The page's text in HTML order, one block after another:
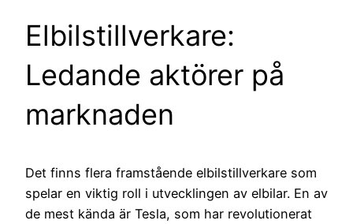
Elbilstillverkare:
Ledande aktörer på
marknaden
Det finns flera framstående elbilstillverkare som
spelar en viktig roll i utvecklingen av elbilar. En av
de mest kända är Tesla, som har revolutionerat